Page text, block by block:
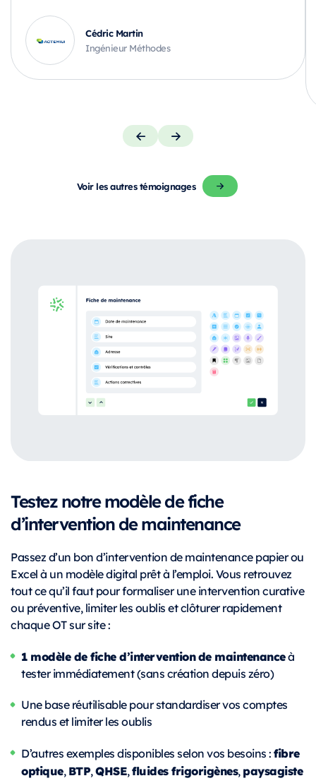
Cédric Martin
Ingénieur Méthodes
Voir les autres témoignages
Testez notre modèle de fiche
d’intervention de maintenance
Passez d’un bon d’intervention de maintenance papier ou
Excel à un modèle digital prêt à l’emploi. Vous retrouvez
tout ce qu’il faut pour formaliser une intervention curative
ou préventive, limiter les oublis et clôturer rapidement
chaque OT sur site :
1 modèle de fiche d’interventionde maintenanceà
tester immédiatement (sans création depuis zéro)
Une base réutilisable pour standardiser vos comptes
rendus et limiter les oublis
D’autres exemples disponibles selon vos besoins :fibre
optique, BTP,QHSE,fluides frigorigènes, paysagiste